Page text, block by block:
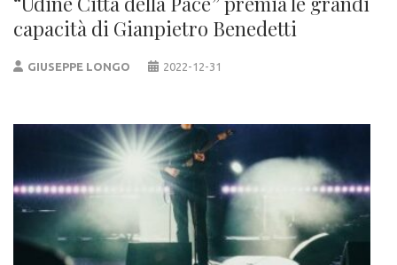
capacità di Gianpietro Benedetti
GIUSEPPE LONGO 2022-12-31